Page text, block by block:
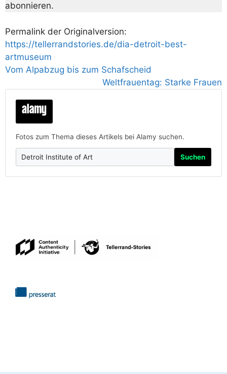
abonnieren.
Permalink der Originalversion:
https://tellerrandstories.de/dia-detroit-best-
artmuseum
Vom Alpabzug bis zum Schafscheid
Weltfrauentag: Starke Frauen
Fotos zum Thema dieses Artikels bei Alamy suchen.
Suchen